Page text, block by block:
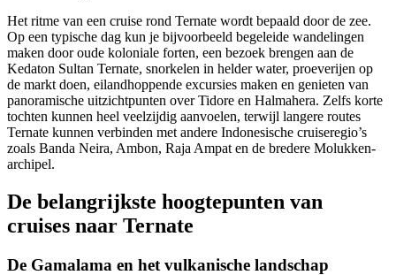
Het ritme van een cruise rond Ternate wordt bepaald door de zee.
Op een typische dag kun je bijvoorbeeld begeleide wandelingen
maken door oude koloniale forten, een bezoek brengen aan de
Kedaton Sultan Ternate, snorkelen in helder water, proeverijen op
de markt doen, eilandhoppende excursies maken en genieten van
panoramische uitzichtpunten over Tidore en Halmahera. Zelfs korte
tochten kunnen heel veelzijdig aanvoelen, terwijl langere routes
Ternate kunnen verbinden met andere Indonesische cruiseregio’s
zoals Banda Neira, Ambon, Raja Ampat en de bredere Molukken-
archipel.
De belangrijkste hoogtepunten van
cruises naar Ternate
De Gamalama en het vulkanische landschap